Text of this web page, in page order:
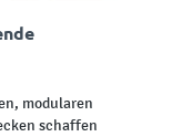
modularen
schaffen